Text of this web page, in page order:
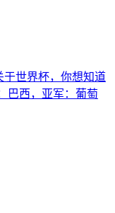
于世界杯，你想知道
巴西，亚军：葡萄